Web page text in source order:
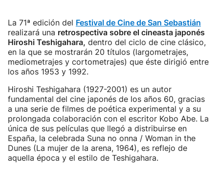
La 71ª edición del Festival de Cine de San Sebastián
realizará una retrospectiva sobre el cineasta japonés
Hiroshi Teshigahara, dentro del ciclo de cine clásico,
en la que se mostrarán 20 títulos (largometrajes,
mediometrajes y cortometrajes) que éste dirigió entre
los años 1953 y 1992.
Hiroshi Teshigahara (1927-2001) es un autor
fundamental del cine japonés de los años 60, gracias
a una serie de filmes de poética experimental y a su
prolongada colaboración con el escritor Kobo Abe. La
única de sus películas que llegó a distribuirse en
España, la celebrada Suna no onna / Woman in the
Dunes (La mujer de la arena, 1964), es reflejo de
aquella época y el estilo de Teshigahara.